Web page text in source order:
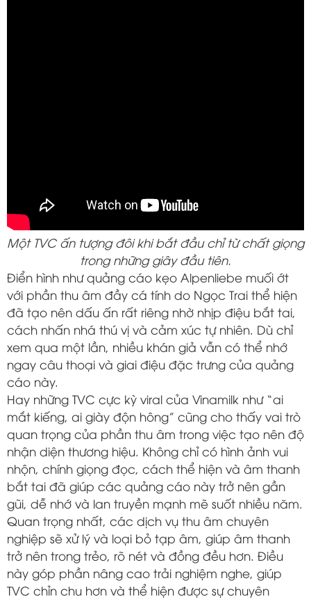
Một TVC ấn tượng đôi khi bắt đầu chỉ từ chất giọng
trong những giây đầu tiên.
Điển hình như quảng cáo kẹo Alpenliebe muối ớt
với phần thu âm đầy cá tính do Ngọc Trai thể hiện
đã tạo nên dấu ấn rất riêng nhờ nhịp điệu bắt tai,
cách nhấn nhá thú vị và cảm xúc tự nhiên. Dù chỉ
xem qua một lần, nhiều khán giả vẫn có thể nhớ
ngay câu thoại và giai điệu đặc trưng của quảng
cáo này.
Hay những TVC cực kỳ viral của Vinamilk như “ai
mắt kiếng, ai giày độn hông” cũng cho thấy vai trò
quan trọng của phần thu âm trong việc tạo nên độ
nhận diện thương hiệu. Không chỉ có hình ảnh vui
nhộn, chính giọng đọc, cách thể hiện và âm thanh
bắt tai đã giúp các quảng cáo này trở nên gần
gũi, dễ nhớ và lan truyền mạnh mẽ suốt nhiều năm.
Quan trọng nhất, các dịch vụ thu âm chuyên
nghiệp sẽ xử lý và loại bỏ tạp âm, giúp âm thanh
trở nên trong trẻo, rõ nét và đồng đều hơn. Điều
này góp phần nâng cao trải nghiệm nghe, giúp
TVC chỉn chu hơn và thể hiện được sự chuyên